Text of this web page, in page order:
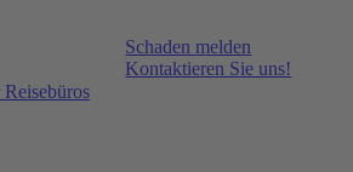
Schaden melden
Kontaktieren Sie uns!
Reisebüros